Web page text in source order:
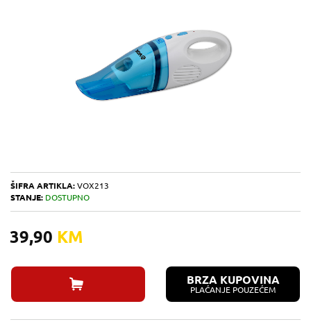
ŠIFRA ARTIKLA: VOX213
STANJE: DOSTUPNO
39,90 KM
BRZA KUPOVINA
PLAĆANJE POUZEĆEM